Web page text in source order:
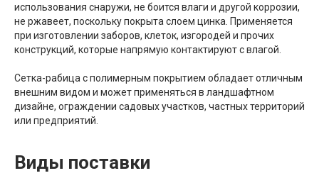
использования снаружи, не боится влаги и другой коррозии,
не ржавеет, поскольку покрыта слоем цинка. Применяется
при изготовлении заборов, клеток, изгородей и прочих
конструкций, которые напрямую контактируют с влагой.
Сетка-рабица с полимерным покрытием обладает отличным
внешним видом и может применяться в ландшафтном
дизайне, ограждении садовых участков, частных территорий
или предприятий.
Виды поставки